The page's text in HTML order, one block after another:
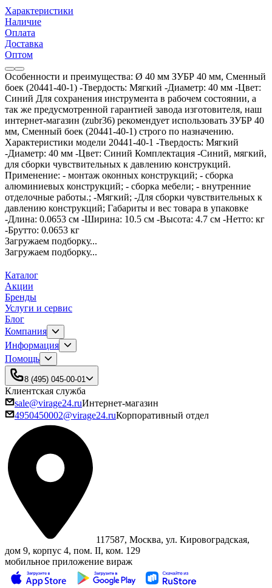
Характеристики
Наличие
Оплата
Доставка
Оптом
Особенности и преимущества: Ø 40 мм ЗУБР 40 мм, Сменный
боек (20441-40-1) -Твердость: Мягкий -Диаметр: 40 мм -Цвет:
Синий Для сохранения инструмента в рабочем состоянии, а
так же предусмотренной гарантией завода изготовителя, наш
интернет-магазин (zubr36) рекомендует использовать ЗУБР 40
мм, Сменный боек (20441-40-1) строго по назначению.
Характеристики модели 20441-40-1 -Твердость: Мягкий
-Диаметр: 40 мм -Цвет: Синий Комплектация -Синий, мягкий,
для сборки чувствительных к давлению конструкций.
Применение: - монтаж оконных конструкций; - сборка
алюминиевых конструкций; - сборка мебели; - внутренние
отделочные работы.; -Мягкий; -Для сборки чувствительных к
давлению конструкций; Габариты и вес товара в упаковке
-Длина: 0.0653 см -Ширина: 10.5 см -Высота: 4.7 см -Нетто: кг
-Брутто: 0.0653 кг
Загружаем подборку...
Загружаем подборку...
Каталог
Акции
Бренды
Услуги и сервис
Блог
Компания
Информация
Помощь
8 (495) 045-00-01
Клиентская служба
sale@virage24.ruИнтернет-магазин
4950450002@virage24.ruКорпоративный отдел
117587, Москва, ул. Кировоградская,
дом 9, корпус 4, пом. II, ком. 129
мобильное приложение вираж